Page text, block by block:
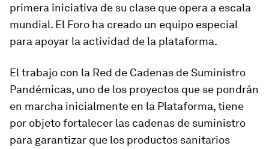
primera iniciativa de su clase que opera a escala
mundial. El Foro ha creado un equipo especial
para apoyar la actividad de la plataforma.
El trabajo con la Red de Cadenas de Suministro
Pandémicas, uno de los proyectos que se pondrán
en marcha inicialmente en la Plataforma, tiene
por objeto fortalecer las cadenas de suministro
para garantizar que los productos sanitarios